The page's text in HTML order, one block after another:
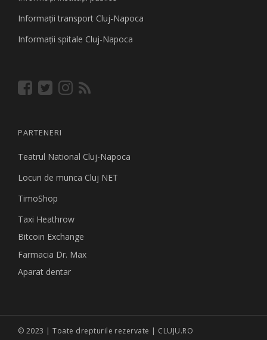
Informaţii transport Cluj-Napoca
Informaţii spitale Cluj-Napoca
PARTENERI
Teatrul National Cluj-Napoca
Locuri de munca Cluj NET
TimoShop
Taxi Heathrow
Bitcoin Exchange
Farmacia Dr. Max
Aparat dentar
© 2023 | Toate drepturile rezervate | CLUJU.RO